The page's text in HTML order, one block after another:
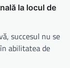
la locul de
succesul nu se
abilitatea de